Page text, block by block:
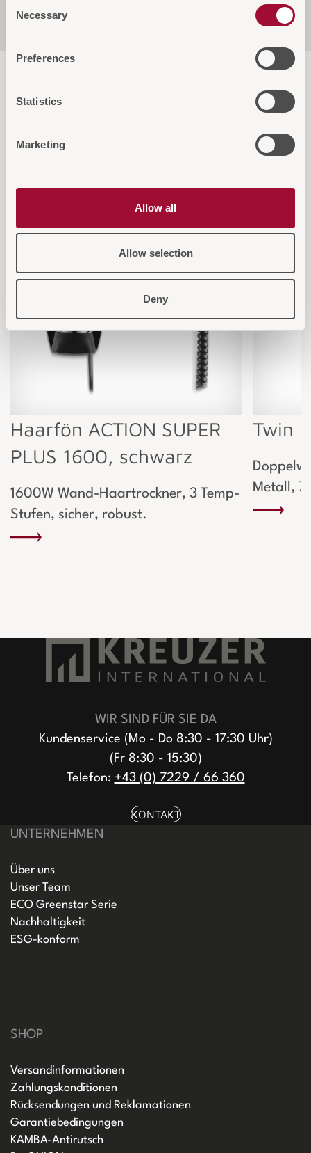
Selection
Necessary
Preferences
Statistics
Marketing
Allow all
Allow selection
Deny
Service & Garantie
Diese Artikel könnten Sie auch
interessieren
Haarfön ACTION SUPER
PLUS 1600, schwarz
1600W Wand-Haartrockner, 3 Temp-
Stufen, sicher, robust.
Twin
Metall, 7
WIR SIND FÜR SIE DA
Kundenservice (Mo - Do 8:30 - 17:30 Uhr)
(Fr 8:30 - 15:30)
Telefon: +43 (0) 7229 / 66 360
KONTAKT
UNTERNEHMEN
Über uns
Unser Team
ECO Greenstar Serie
Nachhaltigkeit
ESG-konform
SHOP
Versandinformationen
Zahlungskonditionen
Rücksendungen und Reklamationen
Garantiebedingungen
KAMBA-Antirutsch